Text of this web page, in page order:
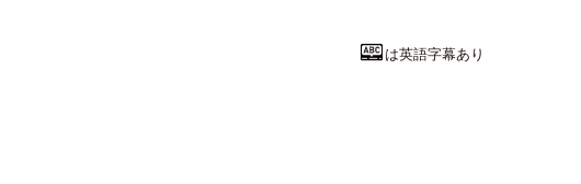
は英語字幕あり